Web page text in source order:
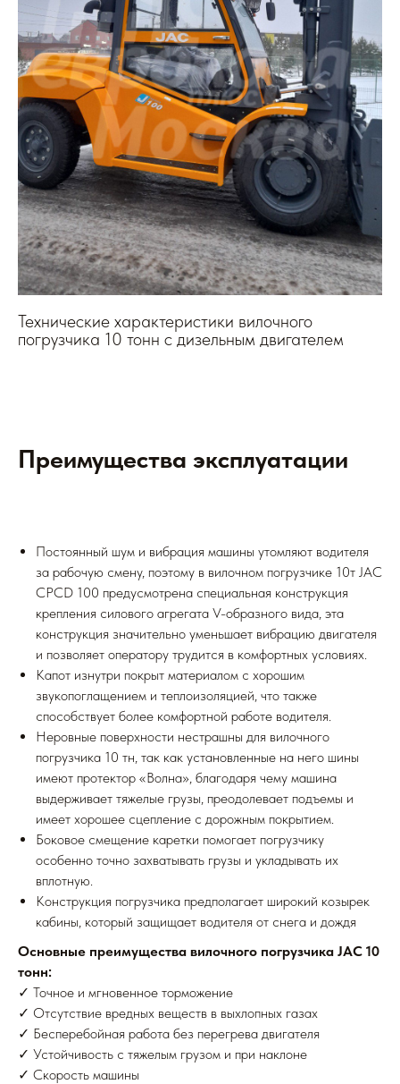
Технические характеристики вилочного
погрузчика 10 тонн с дизельным двигателем
Преимущества эксплуатации
Постоянный шум и вибрация машины утомляют водителя
за рабочую смену, поэтому в вилочном погрузчике 10т JAC
CPCD 100 предусмотрена специальная конструкция
крепления силового агрегата V-образного вида, эта
конструкция значительно уменьшает вибрацию двигателя
и позволяет оператору трудится в комфортных условиях.
Капот изнутри покрыт материалом с хорошим
звукопоглащением и теплоизоляцией, что также
способствует более комфортной работе водителя.
Неровные поверхности нестрашны для вилочного
погрузчика 10 тн, так как установленные на него шины
имеют протектор «Волна», благодаря чему машина
выдерживает тяжелые грузы, преодолевает подъемы и
имеет хорошее сцепление с дорожным покрытием.
Боковое смещение каретки помогает погрузчику
особенно точно захватывать грузы и укладывать их
вплотную.
Конструкция погрузчика предполагает широкий козырек
кабины, который защищает водителя от снега и дождя
Основные преимущества вилочного погрузчика JAC 10
тонн:
✓ Точное и мгновенное торможение
✓ Отсутствие вредных веществ в выхлопных газах
✓ Бесперебойная работа без перегрева двигателя
✓ Устойчивость с тяжелым грузом и при наклоне
✓ Скорость машины